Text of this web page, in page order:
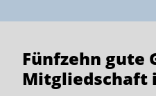
Fünfzehn gute
Mitgliedschaft